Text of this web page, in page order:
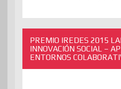
PREMIO IREDES 2015
INNOVACIÓN SOCIAL –
ENTORNOS